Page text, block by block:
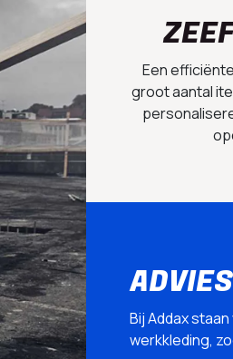
Een
groot aantal
Bij Addax
werkkleding,